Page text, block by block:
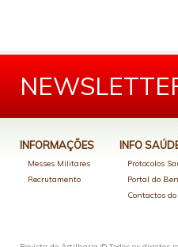
INFORMAÇÕES
Messes Militares
Recrutamento
INFO
Protocolos
Portal do
Contactos do